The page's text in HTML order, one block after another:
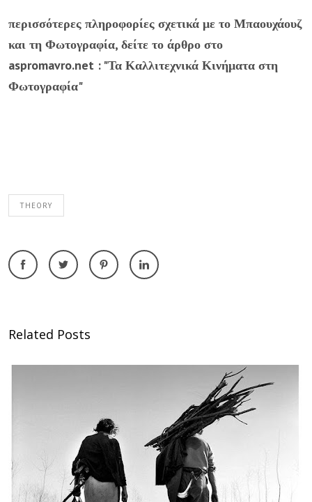
περισσότερες πληροφορίες σχετικά με το Μπαουχάουζ
και τη Φωτογραφία, δείτε το άρθρο στο
aspromavro.net : "Τα Καλλιτεχνικά Κινήματα στη
Φωτογραφία"
THEORY
Related Posts